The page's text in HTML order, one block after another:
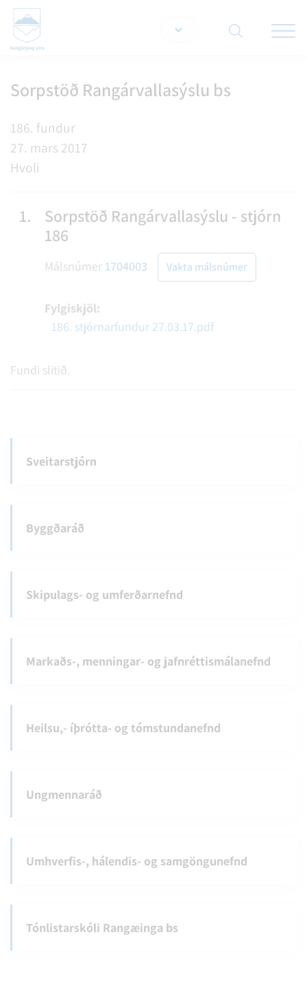
Sorpstöð Rangárvallasýslu bs
186. fundur
27. mars 2017
Hvoli
1.
Sorpstöð Rangárvallasýslu - stjórn
186
Málsnúmer 1704003 Vakta málsnúmer
Fylgiskjöl:
186. stjórnarfundur 27.03.17.pdf
Fundi slitið.
Sveitarstjórn
Byggðaráð
Skipulags- og umferðarnefnd
Markaðs-, menningar- og jafnréttismálanefnd
Heilsu,- íþrótta- og tómstundanefnd
Ungmennaráð
Umhverfis-, hálendis- og samgöngunefnd
Tónlistarskóli Rangæinga bs
Leita á vef